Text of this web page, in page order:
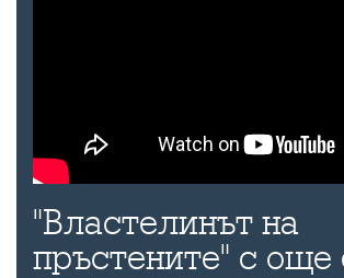
"Властелинът на
пръстените" с още